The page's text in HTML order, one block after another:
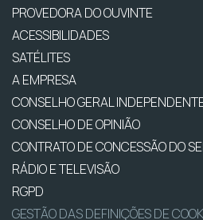
PROVEDORA DO OUVINTE
ACESSIBILIDADES
SATÉLITES
A EMPRESA
CONSELHO GERAL
CONSELHO DE OPINIÃO
CONTRATO DE CONCESSÃO DO
RÁDIO E TELEVISÃO
RGPD
GESTÃO DAS DEFINIÇÕES DE